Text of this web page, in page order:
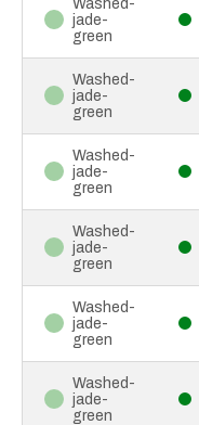
Washed-
jade-
green
Washed-
jade-
green
Washed-
jade-
green
Washed-
jade-
green
Washed-
jade-
green
Washed-
jade-
green